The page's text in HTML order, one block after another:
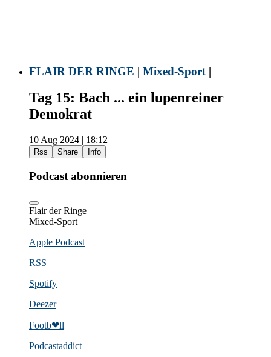
FLAIR DER RINGE | Mixed-Sport |
Tag 15: Bach ... ein lupenreiner
Demokrat
10 Aug 2024 | 18:12
Rss Share Info
Podcast abonnieren
Flair der Ringe
Mixed-Sport
Apple Podcast
RSS
Spotify
Deezer
Footb❤ll
Podcast­addict